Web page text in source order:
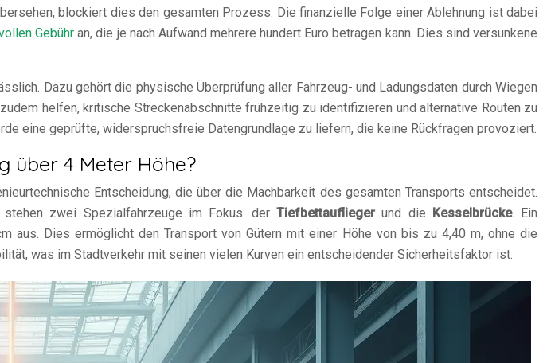
blockiert dies den gesamten Prozess. Die finanzielle Folge einer Ablehnung ist dabei
Gebühr an, die je nach Aufwand mehrere hundert Euro betragen kann. Dies sind versunkene
Dazu gehört die physische Überprüfung aller Fahrzeug- und Ladungsdaten durch Wiegen
helfen, kritische Streckenabschnitte frühzeitig zu identifizieren und alternative Routen zu
eine geprüfte, widerspruchsfreie Datengrundlage zu liefern, die keine Rückfragen provoziert.
über 4 Meter Höhe?
Entscheidung, die über die Machbarkeit des gesamten Transports entscheidet.
zwei Spezialfahrzeuge im Fokus: derTiefbettaufliegerund die Kesselbrücke. Ein
Dies ermöglicht den Transport von Gütern mit einer Höhe von bis zu 4,40 m, ohne die
was im Stadtverkehr mit seinen vielen Kurven ein entscheidender Sicherheitsfaktor ist.